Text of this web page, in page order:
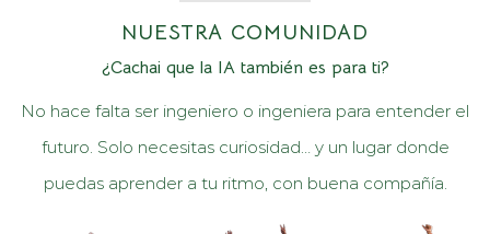
NUESTRA COMUNIDAD
¿Cachai que la IA también es para ti?
No hace falta ser ingeniero o ingeniera para entender el
futuro. Solo necesitas curiosidad… y un lugar donde
puedas aprender a tu ritmo, con buena compañía.